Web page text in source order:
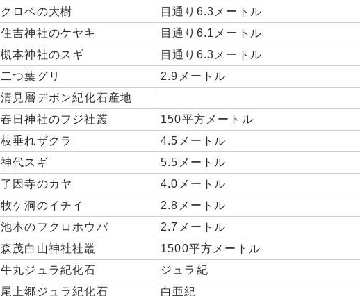
クロベの大樹 目通り6.3メートル
住吉神社のケヤキ 目通り6.1メートル
槻本神社のスギ 目通り6.3メートル
二つ葉グリ 2.9メートル
清見層デボン紀化石産地
春日神社のフジ社叢 150平方メートル
枝垂れザクラ 4.5メートル
神代スギ 5.5メートル
了因寺のカヤ 4.0メートル
牧ケ洞のイチイ 2.8メートル
池本のフクロホウバ 2.7メートル
森茂白山神社社叢 1500平方メートル
牛丸ジュラ紀化石 ジュラ紀
尾上郷ジュラ紀化石 白亜紀